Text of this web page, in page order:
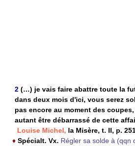
2 (…) je vais faire abattre toute la
dans deux mois d'ici, vous serez
pas encore au moment des
autant être débarrassé de cette
Louise Michel, la Misère, t. II, p.
♦ Spécialt. Vx. Régler sa solde à (qqn